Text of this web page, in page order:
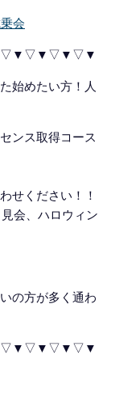
会
始めたい方！人
ンス取得コース
せください！！
会、ハロウィン
の方が多く通わ